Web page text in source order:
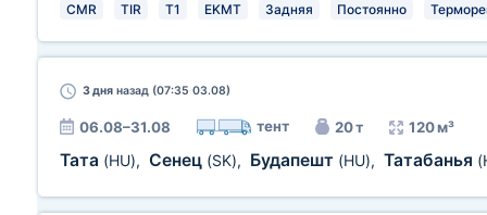
CMR TIR T1 EKMT Задняя Постоянно
3 дня назад (07:35 03.08)
06.08–31.08 тент 20 т 120 м³
Тата (HU), Сенец (SK), Будапешт (HU), Татабанья